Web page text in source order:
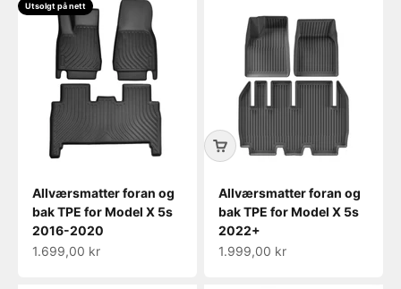
Utsolgt på nett
Allværsmatter foran og
bak TPE for Model X 5s
2016-2020
Salgspris
1.699,00 kr
Allværsmatter foran og
bak TPE for Model X 5s
2022+
Salgspris
1.999,00 kr